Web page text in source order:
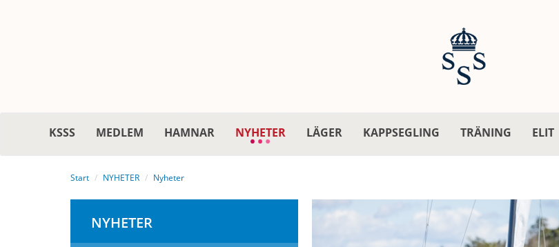
KSSS MEDLEM HAMNAR NYHETER LÄGER KAPPSEGLING TRÄNING ELIT
Start NYHETER Nyheter
NYHETER